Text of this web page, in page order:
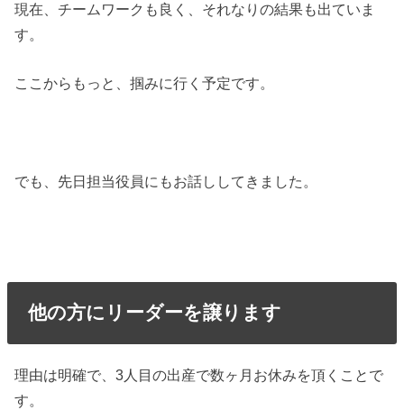
現在、チームワークも良く、それなりの結果も出ていま
す。
ここからもっと、掴みに行く予定です。
でも、先日担当役員にもお話ししてきました。
他の方にリーダーを譲ります
理由は明確で、3人目の出産で数ヶ月お休みを頂くことで
す。